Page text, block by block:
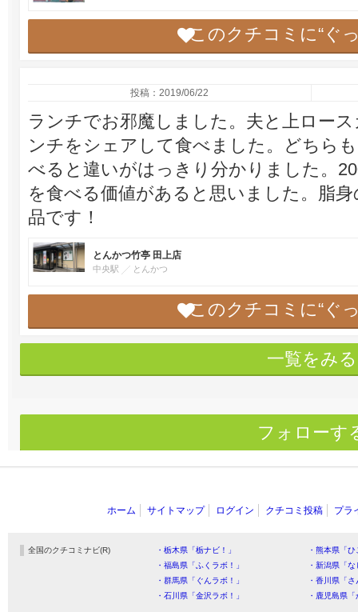
このクチコミに“ぐ
投稿：2019/06/22
ランチでお邪魔しました。夫と上ロー
ンチをシェアして食べました。どちら
べると違いがはっきり分かりました。
を食べる価値があると思いました。脂
品です！
とんかつ竹亭 田上店
中央駅 とんかつ
このクチコミに“ぐ
一覧をみる
フォローす
ホーム サイトマップ ログイン クチコミ投稿 プラ
全国のクチコミナビ(R) ・栃木県「栃ナビ！」
・熊本県「
・福島県「ふくラボ！」
・新潟県「
・群馬県「ぐんラボ！」
・香川県「
・石川県「金沢ラボ！」
・鹿児島県